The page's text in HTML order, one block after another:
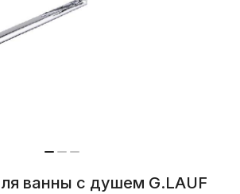
ванны с душем G.LAUF